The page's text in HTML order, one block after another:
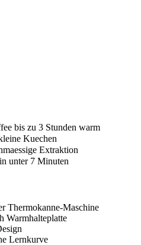
bis zu 3 Stunden warm
Kuechen
Extraktion
unter 7 Minuten
Thermokanne-Maschine
Warmhalteplatte
Lernkurve